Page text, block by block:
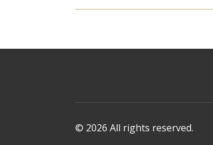
© 2026 All rights reserved.